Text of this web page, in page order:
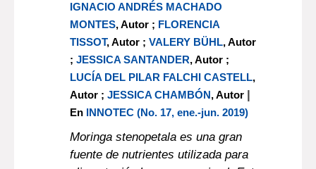
IGNACIO ANDRÉS MACHADO
MONTES, Autor ; FLORENCIA
TISSOT, Autor ; VALERY BÜHL, Autor
; JESSICA SANTANDER, Autor ;
LUCÍA DEL PILAR FALCHI CASTELL,
Autor ; JESSICA CHAMBÓN, Autor |
En INNOTEC (No. 17, ene.-jun. 2019)
Moringa stenopetala es una gran
fuente de nutrientes utilizada para